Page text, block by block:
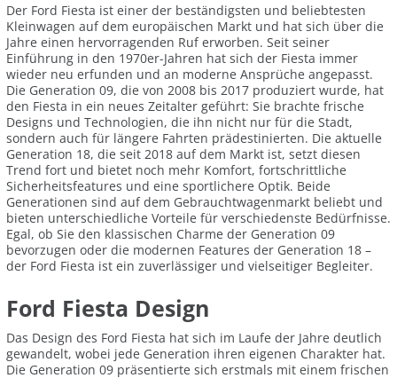
Der Ford Fiesta ist einer der beständigsten und beliebtesten
Kleinwagen auf dem europäischen Markt und hat sich über die
Jahre einen hervorragenden Ruf erworben. Seit seiner
Einführung in den 1970er-Jahren hat sich der Fiesta immer
wieder neu erfunden und an moderne Ansprüche angepasst.
Die Generation 09, die von 2008 bis 2017 produziert wurde, hat
den Fiesta in ein neues Zeitalter geführt: Sie brachte frische
Designs und Technologien, die ihn nicht nur für die Stadt,
sondern auch für längere Fahrten prädestinierten. Die aktuelle
Generation 18, die seit 2018 auf dem Markt ist, setzt diesen
Trend fort und bietet noch mehr Komfort, fortschrittliche
Sicherheitsfeatures und eine sportlichere Optik. Beide
Generationen sind auf dem Gebrauchtwagenmarkt beliebt und
bieten unterschiedliche Vorteile für verschiedenste Bedürfnisse.
Egal, ob Sie den klassischen Charme der Generation 09
bevorzugen oder die modernen Features der Generation 18 –
der Ford Fiesta ist ein zuverlässiger und vielseitiger Begleiter.
Ford Fiesta Design
Das Design des Ford Fiesta hat sich im Laufe der Jahre deutlich
gewandelt, wobei jede Generation ihren eigenen Charakter hat.
Die Generation 09 präsentierte sich erstmals mit einem frischen